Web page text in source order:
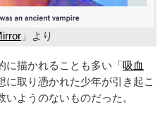
」より
描かれることも多い「吸血
に取り憑かれた少年が引き起こ
ようのないものだった。